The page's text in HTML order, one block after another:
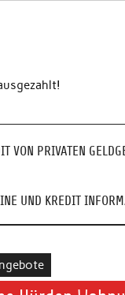
VON PRIVATEN
UND KREDIT